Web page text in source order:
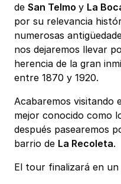
de San Telmo y La
por su relevancia
numerosas
nos dejaremos llevar
herencia de la gran
entre 1870 y 1920.
Acabaremos visitando
mejor conocido como
después pasearemos
barrio de La Recoleta.
El tour finalizará en